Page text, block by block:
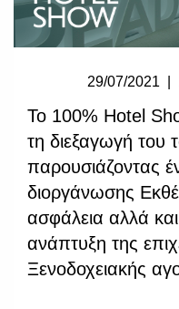
29/07/2021
Το 100% Hotel
τη διεξαγωγή του
παρουσιάζοντας
διοργάνωσης
ασφάλεια αλλά
ανάπτυξη της
Ξενοδοχειακής